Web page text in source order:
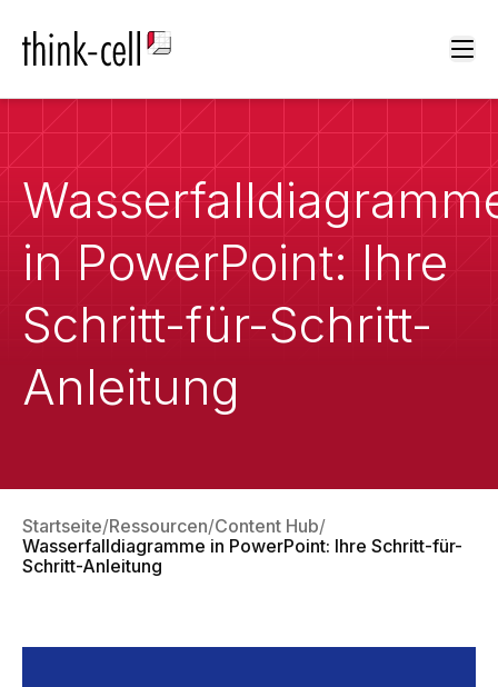
in PowerPoint: Ihre
Schritt-für-Schritt-
Anleitung
Startseite Ressourcen Content Hub
Wasserfalldiagramme in PowerPoint: Ihre Schritt-für-
Schritt-Anleitung